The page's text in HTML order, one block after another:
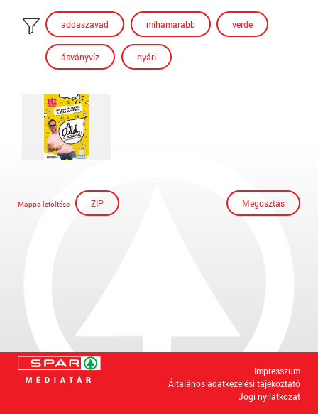
addaszavad mihamarabb verde
ásványvíz nyári
Mappa letöltése ZIP Megosztás
Impresszum
Általános adatkezelési tájékoztató
Jogi nyilatkozat